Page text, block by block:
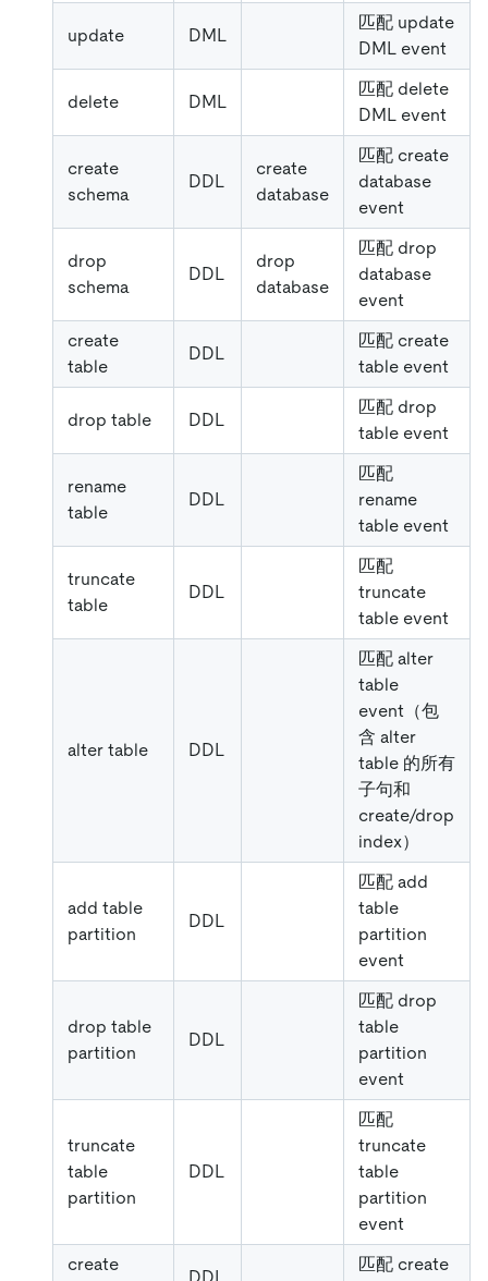
update DML
匹配 update
DML event
delete DML
匹配 delete
DML event
create
schema
DDL
create
database
匹配 create
database
event
drop
schema
DDL
drop
database
匹配 drop
database
event
create
table
DDL
匹配 create
table event
drop table DDL
匹配 drop
table event
rename
table
DDL
匹配
rename
table event
truncate
table
DDL
匹配
truncate
table event
alter table DDL
匹配 alter
table
event（包
含 alter
table 的所有
子句和
create/drop
index）
add table
partition
DDL
匹配 add
table
partition
event
drop table
partition
DDL
匹配 drop
table
partition
event
truncate
table
partition
DDL
匹配
truncate
table
partition
event
create
匹配 create